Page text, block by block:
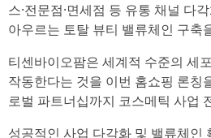
스·전문점·면세점 등 유통 채널 다
아우르는 토탈 뷰티 밸류체인 구축
티센바이오팜은 세계적 수준의 세
작동한다는 것을 이번 홈쇼핑 론칭
로벌 파트너십까지 코스메틱 사업
성공적인 사업 다각화 및 밸류체인